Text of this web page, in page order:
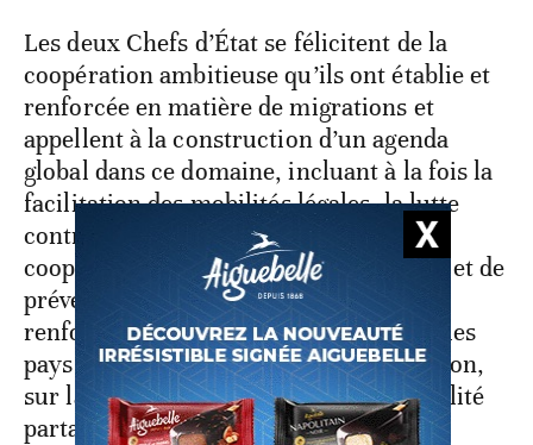
Les deux Chefs d’État se félicitent de la
coopération ambitieuse qu’ils ont établie et
renforcée en matière de migrations et
appellent à la construction d’un agenda
global dans ce domaine, incluant à la fois la
facilitation des mobilités légales, la lutte
contre l’immigration irrégulière et la
coopération en matière de réadmission et de
prévention des départs, ainsi que le
renforcement de la coordination entre les
pays d’origine, de transit et de destination,
sur la base du principe de la responsabilité
partagée.